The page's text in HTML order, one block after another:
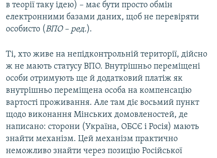
в теорії таку ідею) – має бути просто обмін
електронними базами даних, щоб не перевіряти
особисто (ВПО – ред.).
Ті, хто живе на непідконтрольній території, дійсно
ж не мають статусу ВПО. Внутрішньо переміщені
особи отримують ще й додатковий платіж як
внутрішньо переміщена особа на компенсацію
вартості проживання. Але там діє восьмий пункт
щодо виконання Мінських домовленостей, де
написано: сторони (Україна, ОБСЄ і Росія) мають
знайти механізм. Цей механізм практично
неможливо знайти через позицію Російської